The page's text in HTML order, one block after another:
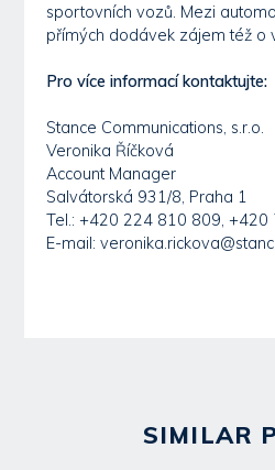
sportovních vozů. Mezi
přímých dodávek zájem též o
Pro více informací kontaktujte:
Stance Communications, s.r.o.
Veronika Říčková
Account Manager
Salvátorská 931/8, Praha 1
Tel.: +420 224 810 809, +420
E-mail:
SIMILAR